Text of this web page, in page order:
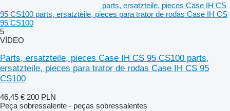
parts, ersatzteile, pieces Case IH CS
95 CS100 parts, ersatzteile, pieces para trator de rodas Case IH CS
95 CS100
5
VÍDEO
Parts, ersatzteile, pieces Case IH CS 95 CS100 parts,
ersatzteile, pieces para trator de rodas Case IH CS 95
CS100
46,45 € 200 PLN
Peça sobressalente - peças sobressalentes